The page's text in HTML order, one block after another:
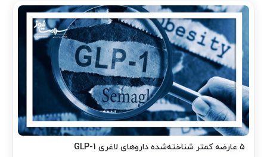
۵ عارضه کمتر شناخته‌شده داروهای لاغری GLP-1